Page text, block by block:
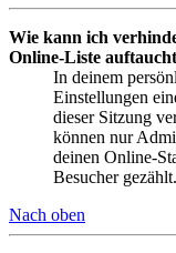
Wie kann ich
Online-Liste
In deinem
Einstellungen
dieser Sitzung
können nur
deinen Online-
Besucher gezählt.
Nach oben